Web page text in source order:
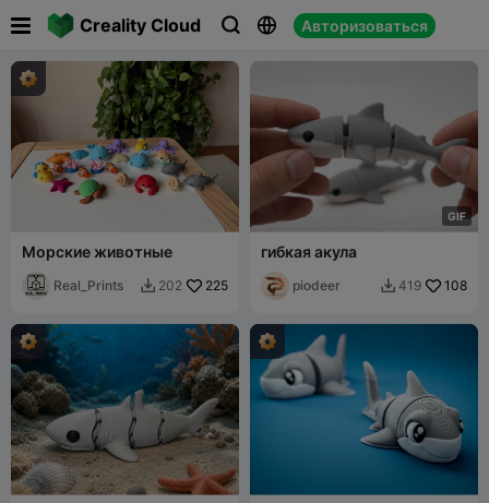
Creality Cloud   Авторизоваться
 
Морские животные
Real_Prints  202 225
GIF
гибкая акула
piodeer  419 108